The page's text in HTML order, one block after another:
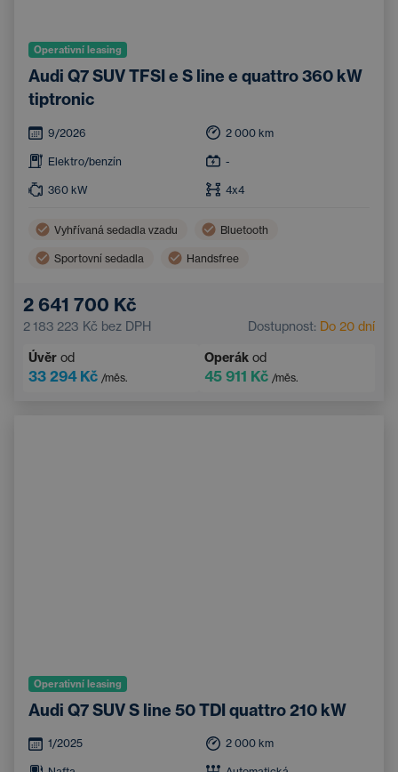
Operativní leasing
Audi Q7 SUV TFSI e S line e quattro 360 kW
tiptronic
9/2026 2 000 km
Elektro/benzín -
360 kW 4x4
Vyhřívaná sedadla vzadu Bluetooth
Sportovní sedadla Handsfree
2 641 700 Kč
2 183 223 Kč bez DPH Dostupnost: Do 20 dní
Úvěr od
33 294 Kč /měs.
Operák od
45 911 Kč /měs.
Operativní leasing
Audi Q7 SUV S line 50 TDI quattro 210 kW
1/2025 2 000 km